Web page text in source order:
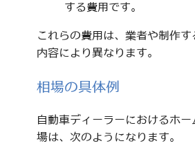
する費用です。
これらの費用は、業者や制作
内容により異なります。
相場の具体例
自動車ディーラーにおけるホー
場は、次のようになります。